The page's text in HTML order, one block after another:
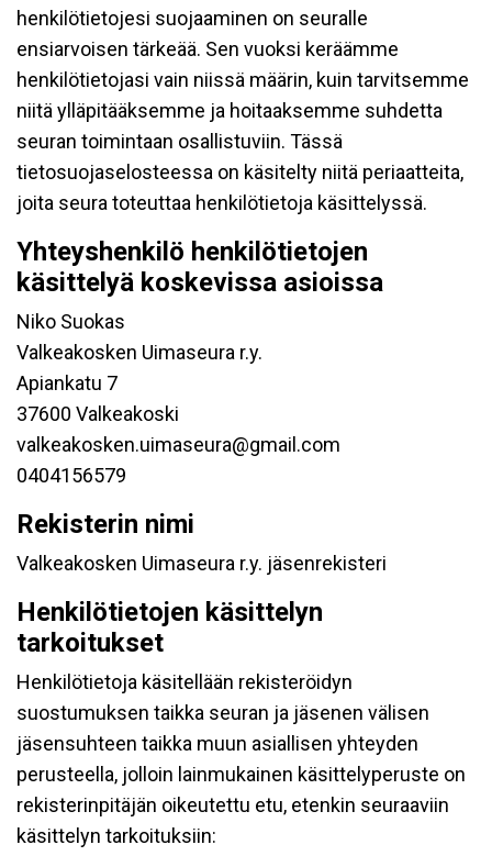
henkilötietojesi suojaaminen on seuralle
ensiarvoisen tärkeää. Sen vuoksi keräämme
henkilötietojasi vain niissä määrin, kuin tarvitsemme
niitä ylläpitääksemme ja hoitaaksemme suhdetta
seuran toimintaan osallistuviin. Tässä
tietosuojaselosteessa on käsitelty niitä periaatteita,
joita seura toteuttaa henkilötietoja käsittelyssä.
Yhteyshenkilö henkilötietojen
käsittelyä koskevissa asioissa
Niko Suokas
Valkeakosken Uimaseura r.y.
Apiankatu 7
37600 Valkeakoski
valkeakosken.uimaseura@gmail.com
0404156579
Rekisterin nimi
Valkeakosken Uimaseura r.y. jäsenrekisteri
Henkilötietojen käsittelyn
tarkoitukset
Henkilötietoja käsitellään rekisteröidyn
suostumuksen taikka seuran ja jäsenen välisen
jäsensuhteen taikka muun asiallisen yhteyden
perusteella, jolloin lainmukainen käsittelyperuste on
rekisterinpitäjän oikeutettu etu, etenkin seuraaviin
käsittelyn tarkoituksiin: